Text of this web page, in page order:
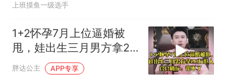
上班摸鱼一级选手
1+2怀孕7月上位逼婚被
甩，娃出生三月男方拿20
万抢人，官官痛斥
胖达公主 APP专享